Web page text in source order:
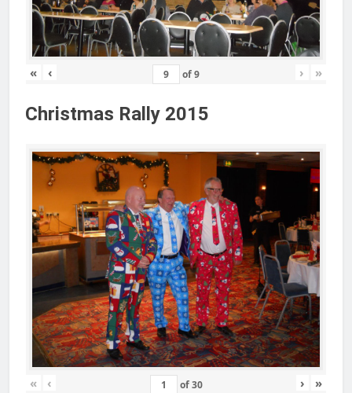
« ‹ of9 › »
Christmas Rally 2015
« ‹ of30 › »